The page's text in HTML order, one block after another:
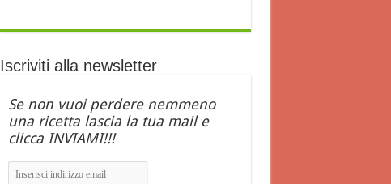
Iscriviti alla newsletter
Se non vuoi perdere nemmeno
una ricetta lascia la tua mail e
clicca INVIAMI!!!